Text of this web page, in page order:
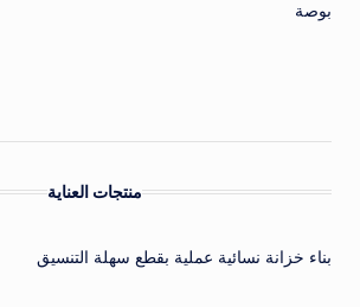
بوصة
منتجات العناية
بناء خزانة نسائية عملية بقطع سهلة التنسيق